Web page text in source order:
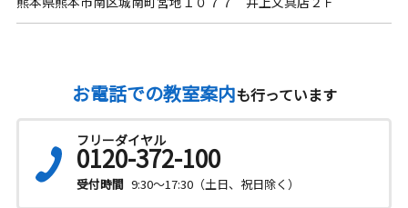
お電話での教室案内も行っています
フリーダイヤル
0120-372-100
受付時間 9:30～17:30（土日、祝日除く）